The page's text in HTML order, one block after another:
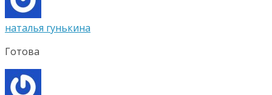
наталья гунькина
Готова